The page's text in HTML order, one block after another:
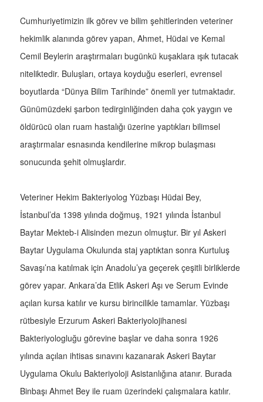
Cumhuriyetimizin ilk görev ve bilim şehitlerinden veteriner
hekimlik alanında görev yapan, Ahmet, Hüdai ve Kemal
Cemil Beylerin araştırmaları bugünkü kuşaklara ışık tutacak
niteliktedir. Buluşları, ortaya koyduğu eserleri, evrensel
boyutlarda “Dünya Bilim Tarihinde” önemli yer tutmaktadır.
Günümüzdeki şarbon tedirginliğinden daha çok yaygın ve
öldürücü olan ruam hastalığı üzerine yaptıkları bilimsel
araştırmalar esnasında kendilerine mikrop bulaşması
sonucunda şehit olmuşlardır.
Veteriner Hekim Bakteriyolog Yüzbaşı Hüdai Bey,
İstanbul’da 1398 yılında doğmuş, 1921 yılında İstanbul
Baytar Mekteb-i Alisinden mezun olmuştur. Bir yıl Askeri
Baytar Uygulama Okulunda staj yaptıktan sonra Kurtuluş
Savaşı’na katılmak için Anadolu’ya geçerek çeşitli birliklerde
görev yapar. Ankara’da Etlik Askeri Aşı ve Serum Evinde
açılan kursa katılır ve kursu birincilikle tamamlar. Yüzbaşı
rütbesiyle Erzurum Askeri Bakteriyolojihanesi
Bakteriyologluğu görevine başlar ve daha sonra 1926
yılında açılan ihtisas sınavını kazanarak Askeri Baytar
Uygulama Okulu Bakteriyoloji Asistanlığına atanır. Burada
Binbaşı Ahmet Bey ile ruam üzerindeki çalışmalara katılır.